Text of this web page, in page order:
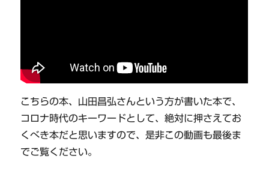
こちらの本、山田昌弘さんという方が書いた本で、
コロナ時代のキーワードとして、絶対に押さえてお
くべき本だと思いますので、是非この動画も最後ま
でご覧ください。